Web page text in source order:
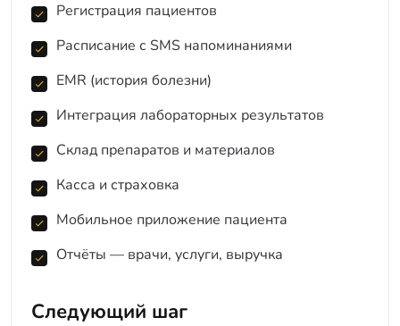
Регистрация пациентов
Расписание с SMS напоминаниями
EMR (история болезни)
Интеграция лабораторных результатов
Склад препаратов и материалов
Касса и страховка
Мобильное приложение пациента
Отчёты — врачи, услуги, выручка
Следующий шаг